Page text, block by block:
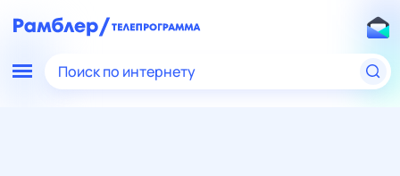
Поиск по интернету